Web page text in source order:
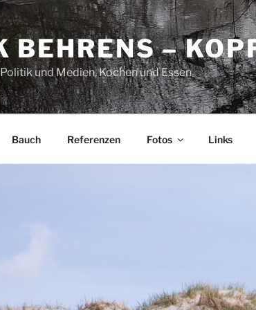
BEHRENS –
und Medien, Kochen und Essen
Bauch Referenzen Fotos Links